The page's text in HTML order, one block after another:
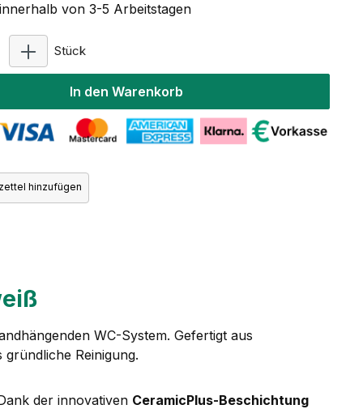
von 3-5 Arbeitstagen
Stück
In den Warenkorb
hinzufügen
WC-System. Gefertigt aus
Reinigung.
der innovativen CeramicPlus-Beschichtung